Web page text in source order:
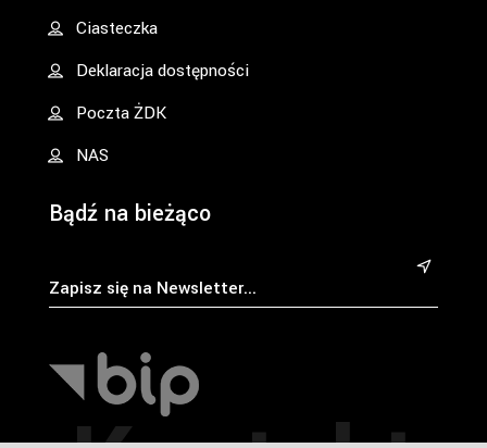
Ciasteczka
Deklaracja dostępności
Poczta ŻDK
NAS
Bądź na bieżąco
&